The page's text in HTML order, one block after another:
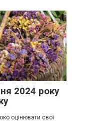
0
2024 року
оцінювати свої